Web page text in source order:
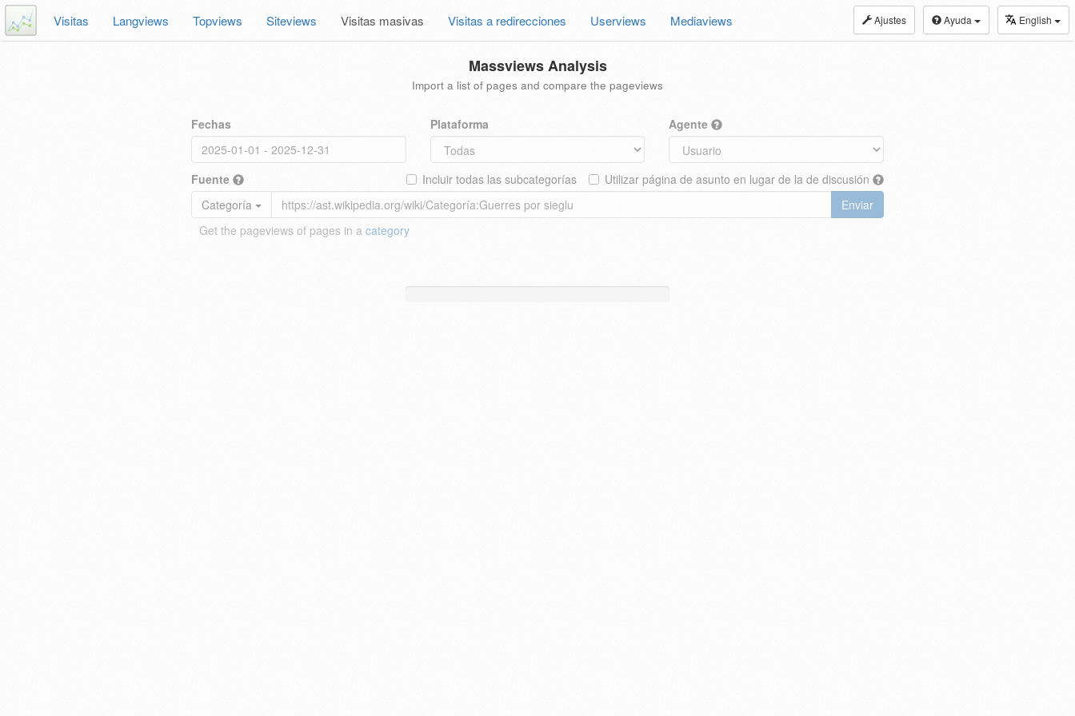
Ajustes Ayuda English
Visitas Langviews Topviews Siteviews Visitas masivas Visitas a redirecciones Userviews Mediaviews
Massviews Analysis
Import a list of pages and compare the pageviews
Fechas Plataforma Agente
Fuente Utilizar página de asunto en lugar de la de discusión
Incluir todas las subcategorías
Categoría
Enviar
Get the pageviews of pages in a category